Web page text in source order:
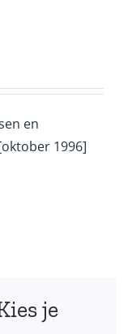
en
1996]
je